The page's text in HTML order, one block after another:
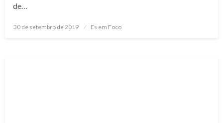
de…
Posted
30 de setembro de 2019 Es em Foco